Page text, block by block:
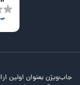
جاب‌ویژن بعنوان اولین